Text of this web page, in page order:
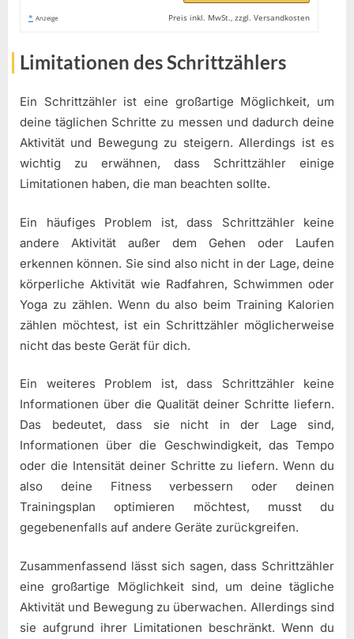
* Anzeige Preis inkl. MwSt., zzgl. Versandkosten
Limitationen des Schrittzählers
Ein Schrittzähler ist eine großartige Möglichkeit, um
deine täglichen Schritte zu messen und dadurch deine
Aktivität und Bewegung zu steigern. Allerdings ist es
wichtig zu erwähnen, dass Schrittzähler einige
Limitationen haben, die man beachten sollte.
Ein häufiges Problem ist, dass Schrittzähler keine
andere Aktivität außer dem Gehen oder Laufen
erkennen können. Sie sind also nicht in der Lage, deine
körperliche Aktivität wie Radfahren, Schwimmen oder
Yoga zu zählen. Wenn du also beim Training Kalorien
zählen möchtest, ist ein Schrittzähler möglicherweise
nicht das beste Gerät für dich.
Ein weiteres Problem ist, dass Schrittzähler keine
Informationen über die Qualität deiner Schritte liefern.
Das bedeutet, dass sie nicht in der Lage sind,
Informationen über die Geschwindigkeit, das Tempo
oder die Intensität deiner Schritte zu liefern. Wenn du
also deine Fitness verbessern oder deinen
Trainingsplan optimieren möchtest, musst du
gegebenenfalls auf andere Geräte zurückgreifen.
Zusammenfassend lässt sich sagen, dass Schrittzähler
eine großartige Möglichkeit sind, um deine tägliche
Aktivität und Bewegung zu überwachen. Allerdings sind
sie aufgrund ihrer Limitationen beschränkt. Wenn du